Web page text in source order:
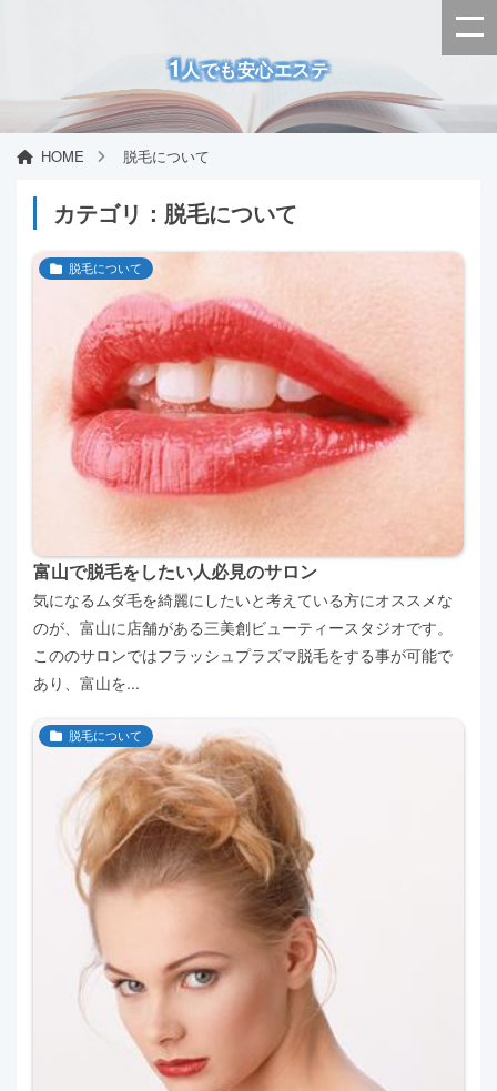
1人でも安心エステ
HOME 脱毛について
カテゴリ：脱毛について
脱毛について
富山で脱毛をしたい人必見のサロン
気になるムダ毛を綺麗にしたいと考えている方にオススメな
のが、富山に店舗がある三美創ビューティースタジオです。
こののサロンではフラッシュプラズマ脱毛をする事が可能で
あり、富山を...
脱毛について